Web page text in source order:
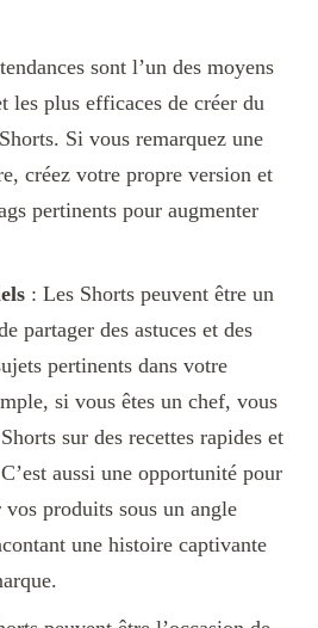
sont l’un des moyens
les plus efficaces de créer du
Si vous remarquez une
créez votre propre version et
pertinents pour augmenter
: Les Shorts peuvent être un
partager des astuces et des
pertinents dans votre
si vous êtes un chef, vous
sur des recettes rapides et
aussi une opportunité pour
vos produits sous un angle
une histoire captivante